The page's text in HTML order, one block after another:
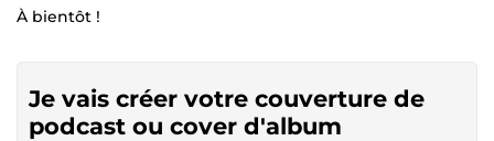
À bientôt !
Je vais créer votre couverture de
podcast ou cover d'album